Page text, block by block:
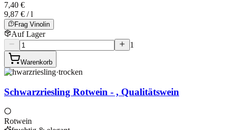
7,40 €
9,87 € / l
Frag Vinolin
Auf Lager
1
Warenkorb
Schwarzriesling·trocken
Schwarzriesling Rotwein - , Qualitätswein
Rotwein